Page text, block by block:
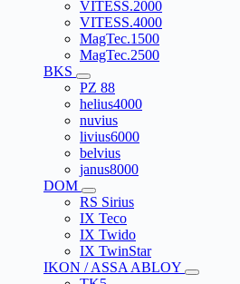
VITESS.2000
VITESS.4000
MagTec.1500
MagTec.2500
BKS
PZ 88
helius4000
nuvius
livius6000
belvius
janus8000
DOM
RS Sirius
IX Teco
IX Twido
IX TwinStar
IKON / ASSA ABLOY